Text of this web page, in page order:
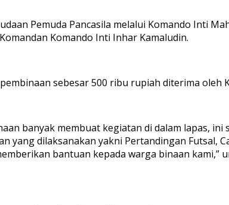
Pemuda Pancasila melalui Komando Inti
Komando Inti Inhar Kamaludin.
sebesar 500 ribu rupiah diterima oleh
banyak membuat kegiatan di dalam lapas,
yang dilaksanakan yakni Pertandingan Futsal,
bantuan kepada warga binaan